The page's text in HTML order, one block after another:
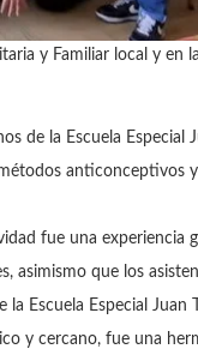
y Familiar local y en
de la Escuela Especial
anticonceptivos
fue una experiencia
asimismo que los
Escuela Especial Juan
y cercano, fue una